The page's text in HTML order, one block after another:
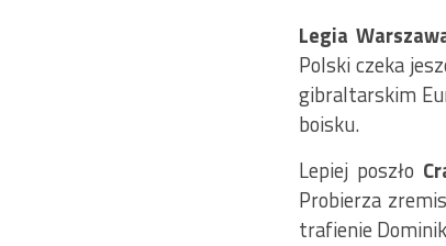
Legia
Polski czeka
gibraltarskim
boisku.
Lepiej poszło
Probierza
trafienie